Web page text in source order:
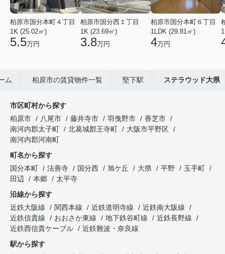
柏原市国分本町４丁目
1K (25.02㎡)
5.5万円
柏原市国分西１丁目
1K (23.69㎡)
3.8万円
柏原市国分本町６丁目
1LDK (29.81㎡)
4万円
ム 柏原市の賃貸物件一覧 堅下駅 ステラウッド大県
市区町村から探す
柏原市
八尾市 藤井寺市 羽曳野市
香芝市
南河内郡太子町
北葛城郡王寺町
大阪市平野区
南河内郡河南町
町名から探す
国分本町
法善寺 国分西 旭ケ丘 大県 平野
玉手町
田辺
本郷
太平寺
沿線から探す
近鉄大阪線
関西本線 近鉄道明寺線
近鉄南大阪線
近鉄信貴線
おおさか東線 地下鉄谷町線
近鉄長野線
近鉄西信貴ケーブル
近鉄難波・奈良線
駅から探す